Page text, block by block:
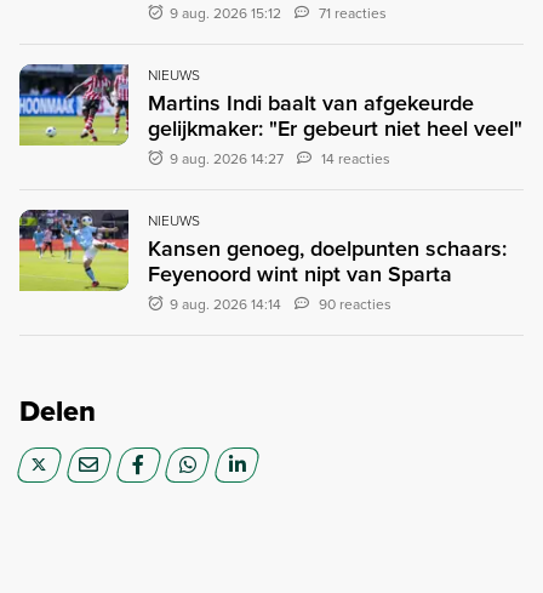
9 aug. 2026 15:12 71 reacties
NIEUWS
Martins Indi baalt van afgekeurde
gelijkmaker: "Er gebeurt niet heel veel"
9 aug. 2026 14:27 14 reacties
NIEUWS
Kansen genoeg, doelpunten schaars:
Feyenoord wint nipt van Sparta
9 aug. 2026 14:14 90 reacties
Delen